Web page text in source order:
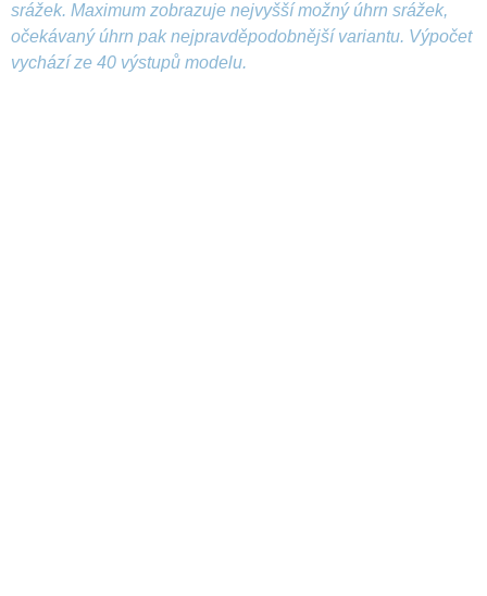
srážek. Maximum zobrazuje nejvyšší možný úhrn srážek,
očekávaný úhrn pak nejpravděpodobnější variantu. Výpočet
vychází ze 40 výstupů modelu.